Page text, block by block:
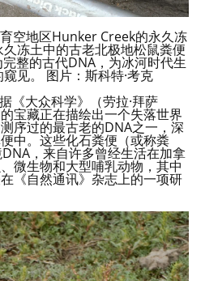
空地区Hunker Creek的永久冻
冻土中的古老北极地松鼠粪便
整的古代DNA，为冰河时代生
见。 图片：斯科特·考克
《大众科学》（劳拉·拜萨
宝藏正在描绘出一个失落世界
序过的最古老的DNA之一，深
中。这些化石粪便（或称粪
，来自许多曾经生活在加拿
微生物和大型哺乳动物，其中
《自然通讯》杂志上的一项研